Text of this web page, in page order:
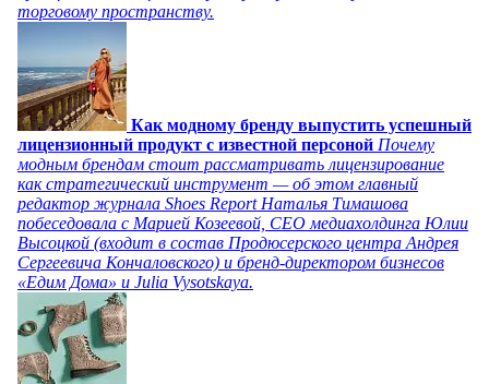
торговому пространству.
Как модному бренду выпустить успешный
лицензионный продукт с известной персоной Почему
модным брендам стоит рассматривать лицензирование
как стратегический инструмент — об этом главный
редактор журнала Shoes Report Наталья Тимашова
побеседовала с Марией Козеевой, СЕО медиахолдинга Юлии
Высоцкой (входит в состав Продюсерского центра Андрея
Сергеевича Кончаловского) и бренд-директором бизнесов
«Едим Дома» и Julia Vysotskaya.